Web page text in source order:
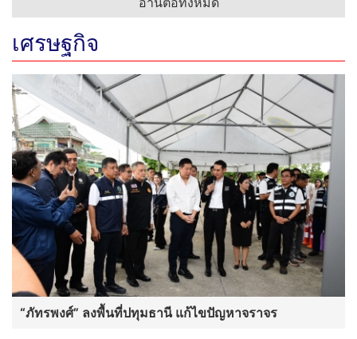
เศรษฐกิจ
“ภัทรพงศ์” ลงพื้นที่ปทุมธานี แก้ไขปัญหาจราจร